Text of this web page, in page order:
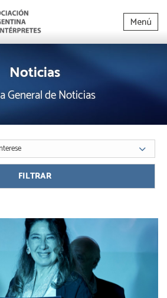
Noticias
General de Noticias